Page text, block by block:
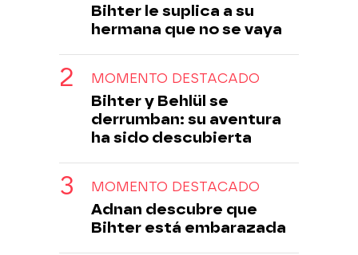
Bihter le suplica a su
hermana que no se vaya
MOMENTO DESTACADO
Bihter y Behlül se
derrumban: su aventura
ha sido descubierta
MOMENTO DESTACADO
Adnan descubre que
Bihter está embarazada